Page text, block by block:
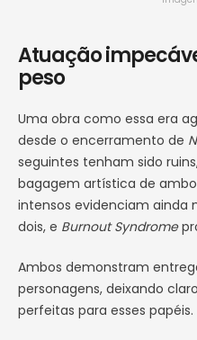
Atuação
peso
Uma obra como essa era
desde o encerramento de
seguintes tenham sido
bagagem artística de
intensos evidenciam ainda
dois, e Burnout Syndrome
Ambos demonstram
personagens, deixando
perfeitas para esses papéis.